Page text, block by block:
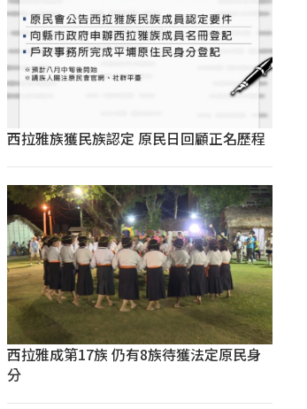
西拉雅族獲民族認定 原民日回顧正名歷程
西拉雅成第17族 仍有8族待獲法定原民身
分